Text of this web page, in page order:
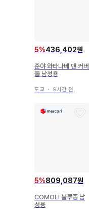
5%436,402원
준야 와타나베 맨 커버
올 남성용
도쿄 ・ 9시간 전
5%809,087원
COMOLI 블루종 남
성용